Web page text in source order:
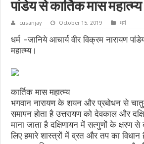
पांडेय से कार्तिक मास महात्म्य
cusanjay October 15, 2019 धर्म
धर्म -जानिये आचार्य वीर विक्रम नारायण
महात्म्य।
कार्तिक मास महात्म्य
भगवान नारायण के शयन और प्रबोधन से
समापन होता है उत्तरायण को देवकाल और
माना जाता है दक्षिणायन में सत्गुणों के
लिए हमारे शास्त्रों में व्रत और तप का विधान